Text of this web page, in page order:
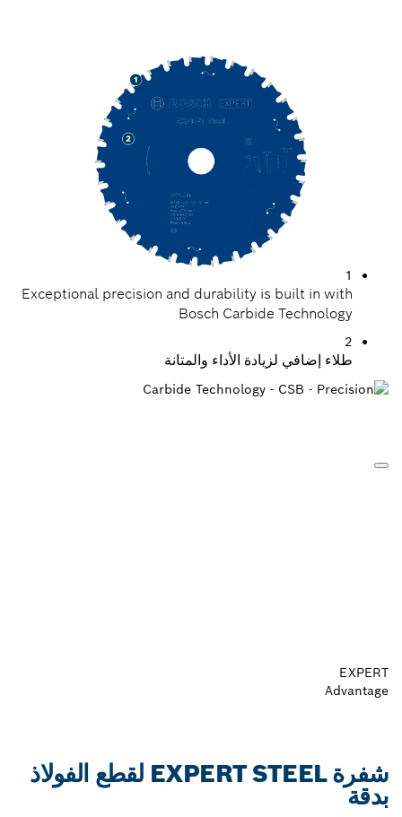
1
Exceptional precision and durability is built in with
Bosch Carbide Technology
2
طلاء إضافي لزيادة الأداء والمتانة
EXPERT
Advantage
شفرة EXPERT STEEL لقطع الفولاذ
بدقة